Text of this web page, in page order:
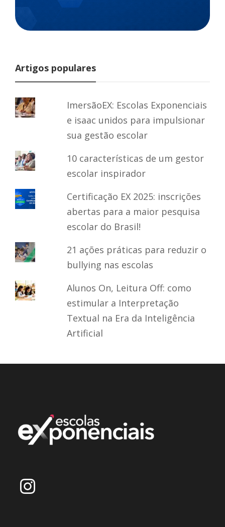
Artigos populares
ImersãoEX: Escolas Exponenciais
e isaac unidos para impulsionar
sua gestão escolar
10 características de um gestor
escolar inspirador
Certificação EX 2025: inscrições
abertas para a maior pesquisa
escolar do Brasil!
21 ações práticas para reduzir o
bullying nas escolas
Alunos On, Leitura Off: como
estimular a Interpretação
Textual na Era da Inteligência
Artificial